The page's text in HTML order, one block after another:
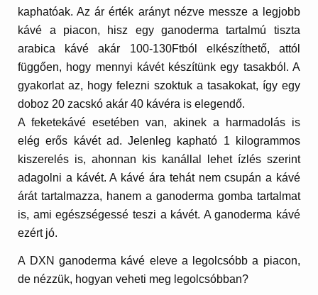
kaphatóak. Az ár érték arányt nézve messze a legjobb
kávé a piacon, hisz egy ganoderma tartalmú tiszta
arabica kávé akár 100-130Ftból elkészíthető, attól
függően, hogy mennyi kávét készítünk egy tasakból. A
gyakorlat az, hogy felezni szoktuk a tasakokat, így egy
doboz 20 zacskó akár 40 kávéra is elegendő.
A feketekávé esetében van, akinek a harmadolás is
elég erős kávét ad. Jelenleg kapható 1 kilogrammos
kiszerelés is, ahonnan kis kanállal lehet ízlés szerint
adagolni a kávét. A kávé ára tehát nem csupán a kávé
árát tartalmazza, hanem a ganoderma gomba tartalmat
is, ami egészségessé teszi a kávét. A ganoderma kávé
ezért jó.
A DXN ganoderma kávé eleve a legolcsóbb a piacon,
de nézzük, hogyan veheti meg legolcsóbban?